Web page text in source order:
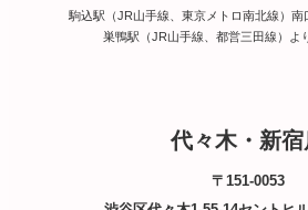
駒込駅（JR山手線、東京メトロ南北線）南
巣鴨駅（JR山手線、都営三田線）よ
代々木・新宿
〒151-0053